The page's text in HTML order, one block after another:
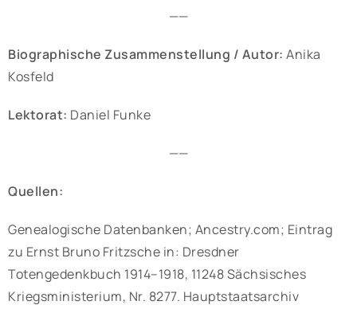
——
Biographische Zusammenstellung / Autor: Anika
Kosfeld
Lektorat: Daniel Funke
——
Quellen:
Genealogische Datenbanken; Ancestry.com; Eintrag
zu Ernst Bruno Fritzsche in: Dresdner
Totengedenkbuch 1914–1918, 11248 Sächsisches
Kriegsministerium, Nr. 8277. Hauptstaatsarchiv